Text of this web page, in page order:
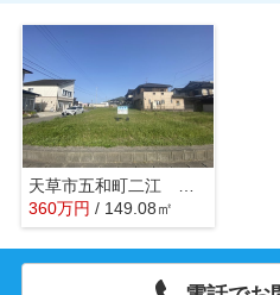
天草市五和町二江 土地 45坪
360万円 / 149.08㎡